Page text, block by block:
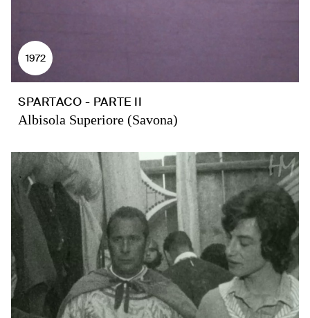
1972
SPARTACO - PARTE II
Albisola Superiore (Savona)